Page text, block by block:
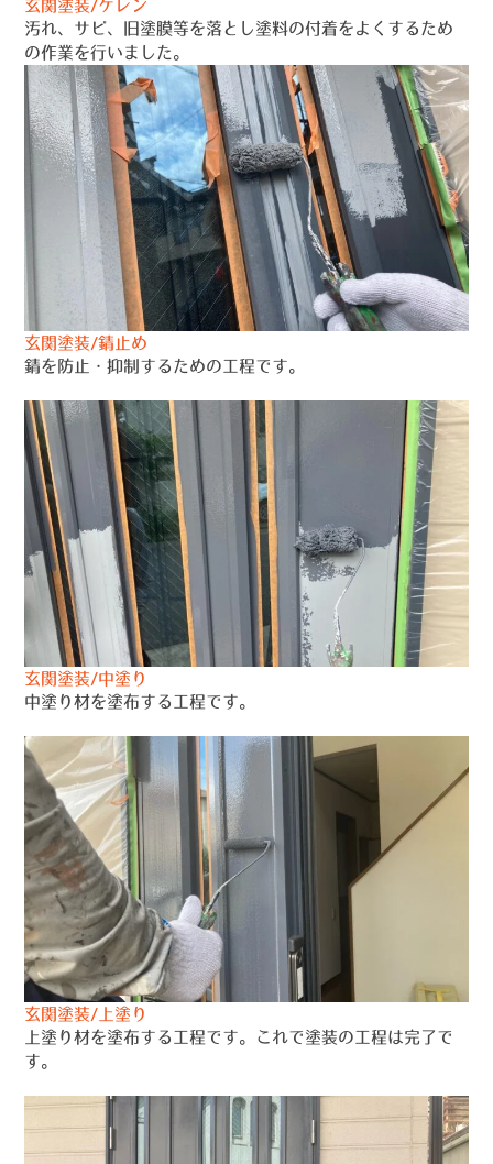
玄関塗装/ケレン
汚れ、サビ、旧塗膜等を落とし塗料の付着をよくするため
の作業を行いました。
玄関塗装/錆止め
錆を防止・抑制するための工程です。
玄関塗装/中塗り
中塗り材を塗布する工程です。
玄関塗装/上塗り
上塗り材を塗布する工程です。これで塗装の工程は完了で
す。